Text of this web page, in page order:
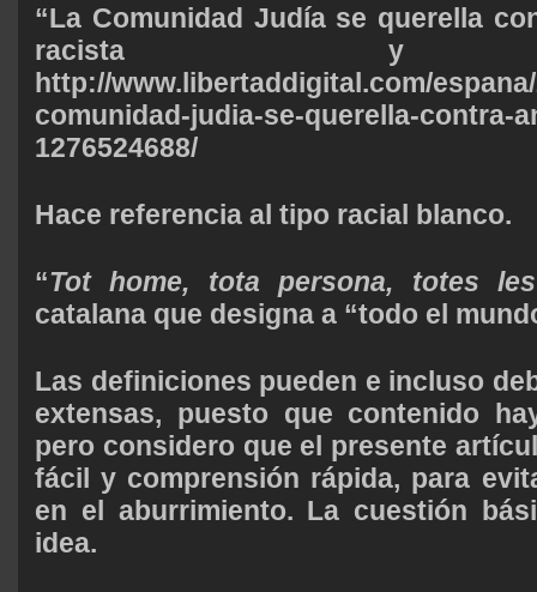
“La Comunidad Judía se querella
racista y
http://www.libertaddigital.com/
comunidad-judia-se-querella-contra-
1276524688/
Hace referencia al tipo racial blanco.
“Tot home, tota persona, totes
catalana que designa a “todo el
Las definiciones pueden e incluso
extensas, puesto que contenido
pero considero que el presente
fácil y comprensión rápida, para
en el aburrimiento. La cuestión
idea.